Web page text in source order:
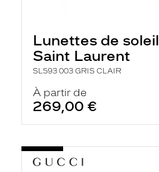
Lunettes de soleil
Saint Laurent
SL593 003 GRIS CLAIR
À partir de
269,00 €